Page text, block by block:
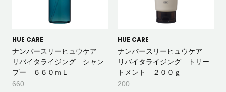
HUE CARE
ナンバースリーヒュウケア
リバイタライジング シャン
プー ６６０ｍＬ
660
HUE CARE
ナンバースリーヒュウケア
リバイタライジング トリー
トメント ２００ｇ
200